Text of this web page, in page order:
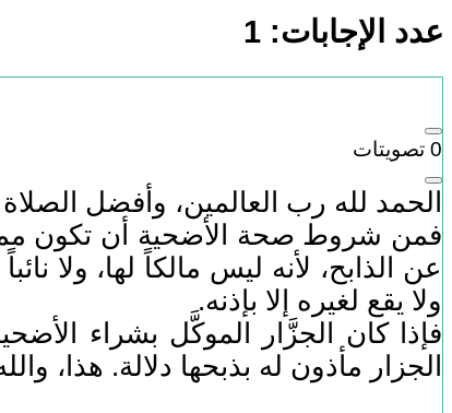
عدد الإجابات: 1
0 تصويتات
الحمد لله رب العالمين، وأفضل
فمن شروط صحة الأضحية أن تكون
عن الذابح، لأنه ليس مالكاً لها، ولا
ولا يقع لغيره إلا بإذنه.
فإذا كان الجزَّار الموكَّل بشراء
الجزار مأذون له بذبحها دلالة. هذا،